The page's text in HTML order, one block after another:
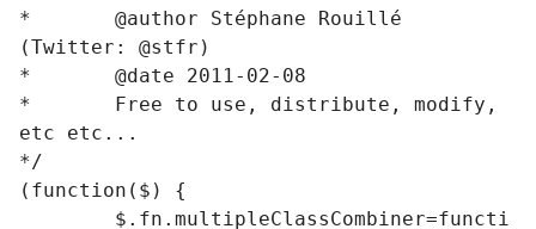
*	@author Stéphane Rouillé
(Twitter: @stfr)
*	@date 2011-02-08
*	Free to use, distribute, modify,
etc etc...
*/
(function($) {